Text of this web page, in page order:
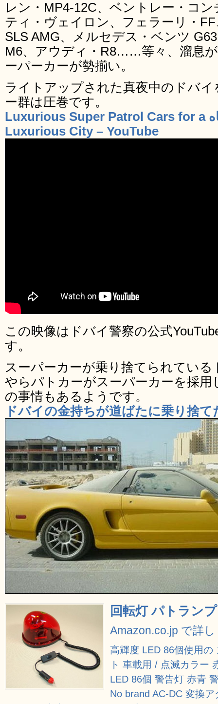
レン・MP4-12C、ベントレー・コ
ティ・ヴェイロン、フェラーリ・
SLS AMG、メルセデス・ベンツ
M6、アウディ・R8……等々、溜息
ーパーカーが勢揃い。
ライトアップされた真夜中のドバ
ー群は圧巻です。
‫دوريات فارهة لإمارة الرفاه Luxurious Super Patrol Cars for a
Luxurious City‬‎ – YouTube
この映像はドバイ警察の公式
す。
スーパーカーが乗り捨てられてい
やらパトカーがスーパーカーを採
の事情もあるようです。
ドバイの金持ちが道ばたに乗り捨
回転灯 パトラン
Amazon.co.jp で詳
高輝度 LED 86個使用
ト 車載用 / 点滅カラー
LED 86個 警告灯 赤青
No brand AC-DC 変換